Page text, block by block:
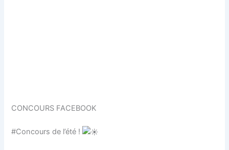
CONCOURS FACEBOOK
#Concours de l’été !